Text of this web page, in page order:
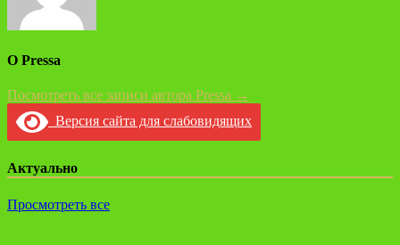
О Pressa
Посмотреть все записи автора Pressa →
Версия сайта для слабовидящих
Актуально
Просмотреть все